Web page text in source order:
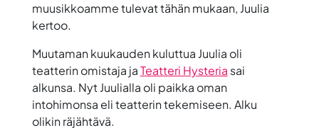
muusikkoamme tulevat tähän mukaan, Juulia
kertoo.
Muutaman kuukauden kuluttua Juulia oli
teatterin omistaja jaTeatteri Hysteria sai
alkunsa. Nyt Juulialla oli paikka oman
intohimonsa eli teatterin tekemiseen. Alku
olikin räjähtävä.